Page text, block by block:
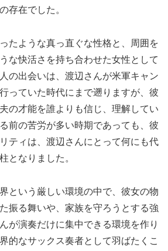
存在でした。
たような真っ直ぐな性格と、周囲を
な快活さを持ち合わせた女性として
の出会いは、渡辺さんが米軍キャン
っていた時代にまで遡りますが、彼
の才能を誰よりも信じ、理解してい
前の苦労が多い時期であっても、彼
ティは、渡辺さんにとって何にも代
となりました。
という厳しい環境の中で、彼女の物
振る舞いや、家族を守ろうとする強
が演奏だけに集中できる環境を作り
的なサックス奏者として羽ばたくこ